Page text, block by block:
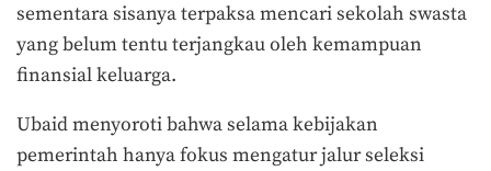
sementara sisanya terpaksa mencari sekolah swasta
yang belum tentu terjangkau oleh kemampuan
finansial keluarga.
Ubaid menyoroti bahwa selama kebijakan
pemerintah hanya fokus mengatur jalur seleksi